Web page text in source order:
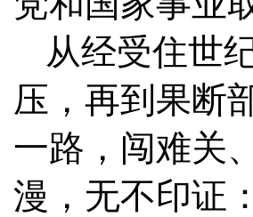
从经受住世
压，再到果断
一路，闯难关
漫，无不印证